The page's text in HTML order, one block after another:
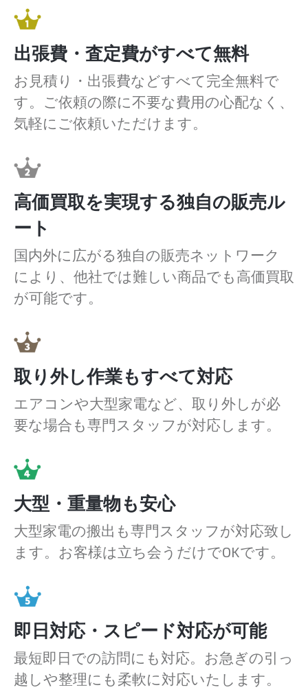
出張費・査定費がすべて無料
お見積り・出張費などすべて完全無料で
す。ご依頼の際に不要な費用の心配なく、
気軽にご依頼いただけます。
高価買取を実現する独自の販売ル
ート
国内外に広がる独自の販売ネットワーク
により、他社では難しい商品でも高価買取
が可能です。
取り外し作業もすべて対応
エアコンや大型家電など、取り外しが必
要な場合も専門スタッフが対応します。
大型・重量物も安心
大型家電の搬出も専門スタッフが対応致し
ます。お客様は立ち会うだけでOKです。
即日対応・スピード対応が可能
最短即日での訪問にも対応。お急ぎの引っ
越しや整理にも柔軟に対応いたします。